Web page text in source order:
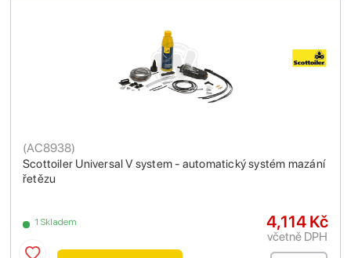
Scottoiler Universal V system - automatický systém mazání
řetězu
(AC8938)
1 Skladem 4,114 Kč
včetně DPH